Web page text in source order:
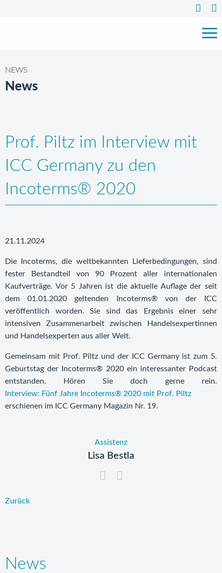
NEWS
News
Prof. Piltz im Interview mit
ICC Germany zu den
Incoterms® 2020
21.11.2024
Die Incoterms, die weltbekannten Lieferbedingungen, sind
fester Bestandteil von 90 Prozent aller internationalen
Kaufverträge. Vor 5 Jahren ist die aktuelle Auflage der seit
dem 01.01.2020 geltenden Incoterms® von der ICC
veröffentlich worden. Sie sind das Ergebnis einer sehr
intensiven Zusammenarbeit zwischen Handelsexpertinnen
und Handelsexperten aus aller Welt.
Gemeinsam mit Prof. Piltz und der ICC Germany ist zum 5.
Geburtstag der Incoterms® 2020 ein interessanter Podcast
entstanden. Hören Sie doch gerne rein.
Interview: Fünf Jahre Incoterms® 2020 mit Prof. Piltz
erschienen im ICC Germany Magazin Nr. 19.
Assistenz
Lisa Bestla
Zurück
News